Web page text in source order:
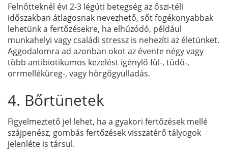
Felnőtteknél évi 2-3 légúti betegség az őszi-téli
időszakban átlagosnak nevezhető, sőt fogékonyabbak
lehetünk a fertőzésekre, ha elhúzódó, például
munkahelyi vagy családi stressz is nehezíti az életünket.
Aggodalomra ad azonban okot az évente négy vagy
több antibiotikumos kezelést igénylő fül-, tüdő-,
orrmelléküreg-, vagy hörgőgyulladás.
4. Bőrtünetek
Figyelmeztető jel lehet, ha a gyakori fertőzések mellé
szájpenész, gombás fertőzések visszatérő tályogok
jelenléte is társul.